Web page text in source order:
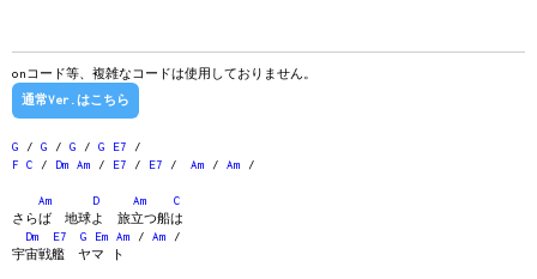
onコード等、複雑なコードは使用しておりません。
通常Ver.はこちら
G / G / G / G E7 /
F
C / Dm Am / E7 / E7 / Am / Am /
Am D Am
C
さらば 地球よ 旅立つ船は
Dm
E7 G Em Am / Am /
宇宙戦艦 ヤマ ト